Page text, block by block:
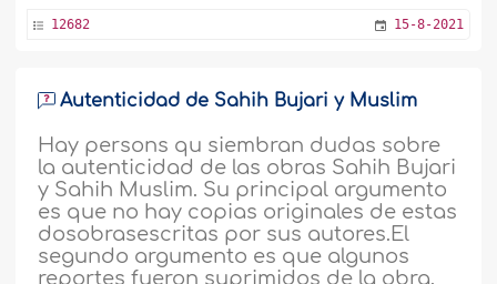
12682 15-8-2021
Autenticidad de Sahih Bujari y Muslim
Hay persons qu siembran dudas sobre
la autenticidad de las obras Sahih Bujari
y Sahih Muslim. Su principal argumento
es que no hay copias originales de estas
dosobrasescritas por sus autores.El
segundo argumento es que algunos
reportes fueron suprimidos de la obra.